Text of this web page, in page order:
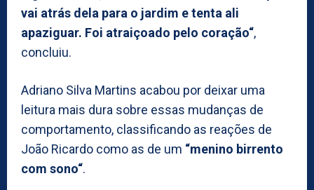
vai atrás dela para o jardim e tenta ali
apaziguar. Foi atraiçoado pelo coração“,
concluiu.
Adriano Silva Martins acabou por deixar uma
leitura mais dura sobre essas mudanças de
comportamento, classificando as reações de
João Ricardo como as de um “menino birrento
com sono“.